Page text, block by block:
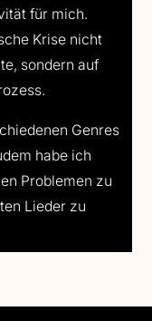
für mich.
Krise nicht
sondern auf
Genres
habe ich
Problemen zu
Lieder zu